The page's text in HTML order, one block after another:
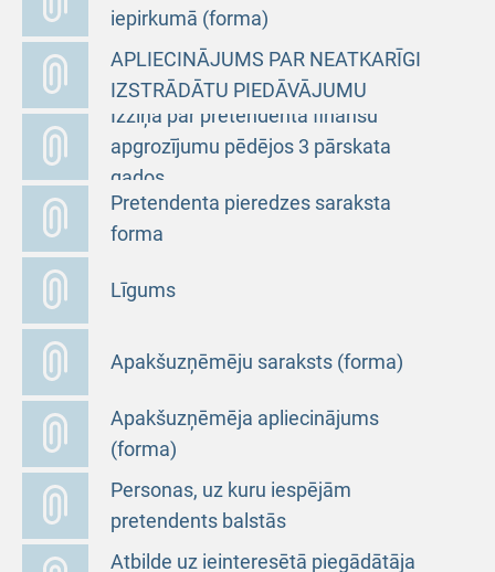
iepirkumā (forma)
APLIECINĀJUMS PAR NEATKARĪGI
IZSTRĀDĀTU PIEDĀVĀJUMU
Izziņa par pretendenta finanšu
apgrozījumu pēdējos 3 pārskata
gados
Pretendenta pieredzes saraksta
forma
Līgums
Apakšuzņēmēju saraksts (forma)
Apakšuzņēmēja apliecinājums
(forma)
Personas, uz kuru iespējām
pretendents balstās
Atbilde uz ieinteresētā piegādātāja